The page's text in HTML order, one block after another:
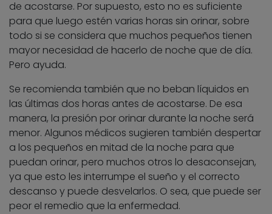
de acostarse. Por supuesto, esto no es suficiente
para que luego estén varias horas sin orinar, sobre
todo si se considera que muchos pequeños tienen
mayor necesidad de hacerlo de noche que de día.
Pero ayuda.
Se recomienda también que no beban líquidos en
las últimas dos horas antes de acostarse. De esa
manera, la presión por orinar durante la noche será
menor. Algunos médicos sugieren también despertar
a los pequeños en mitad de la noche para que
puedan orinar, pero muchos otros lo desaconsejan,
ya que esto les interrumpe el sueño y el correcto
descanso y puede desvelarlos. O sea, que puede ser
peor el remedio que la enfermedad.